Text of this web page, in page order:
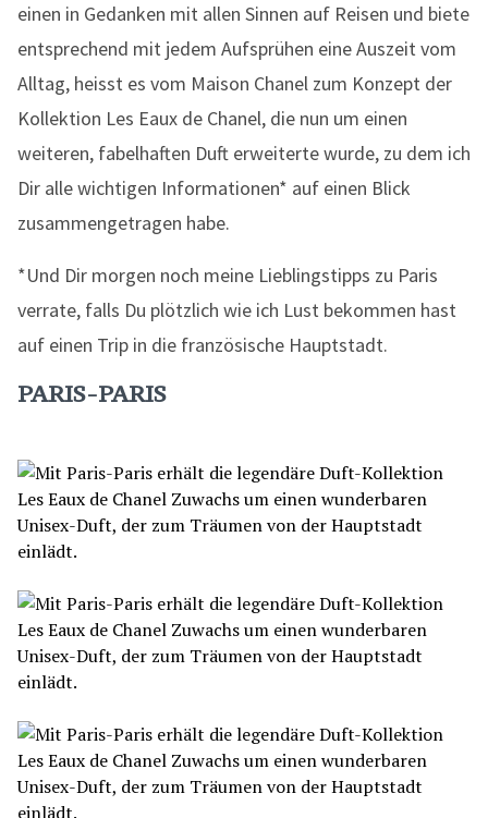
einen in Gedanken mit allen Sinnen auf Reisen und biete
entsprechend mit jedem Aufsprühen eine Auszeit vom
Alltag, heisst es vom Maison Chanel zum Konzept der
Kollektion Les Eaux de Chanel, die nun um einen
weiteren, fabelhaften Duft erweiterte wurde, zu dem ich
Dir alle wichtigen Informationen* auf einen Blick
zusammengetragen habe.
*Und Dir morgen noch meine Lieblingstipps zu Paris
verrate, falls Du plötzlich wie ich Lust bekommen hast
auf einen Trip in die französische Hauptstadt.
PARIS-PARIS